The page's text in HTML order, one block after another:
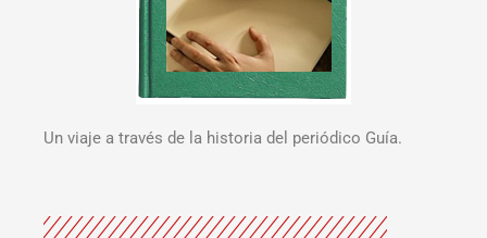
Un viaje a través de la historia del periódico Guía.